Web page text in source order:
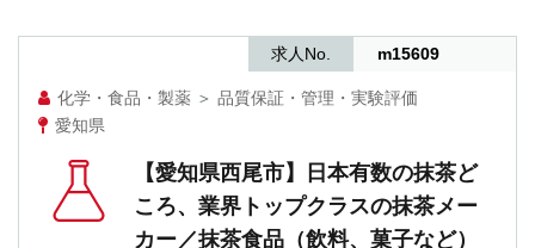
化学・食品・製薬 ＞ 品質保証・管理・実験評価
愛知県
求人No. m15609
【愛知県西尾市】日本有数の抹茶ど
ころ、業界トップクラスの抹茶メー
カー／抹茶食品（飲料、菓子など）